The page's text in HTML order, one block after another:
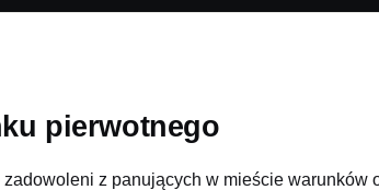
pierwotnego
z panujących w mieście